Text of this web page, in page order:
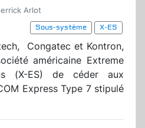
Arlot
Sous-système
X-ES
Congatec et Kontron,
américaine Extreme
(X-ES) de céder aux
Express Type 7 stipulé